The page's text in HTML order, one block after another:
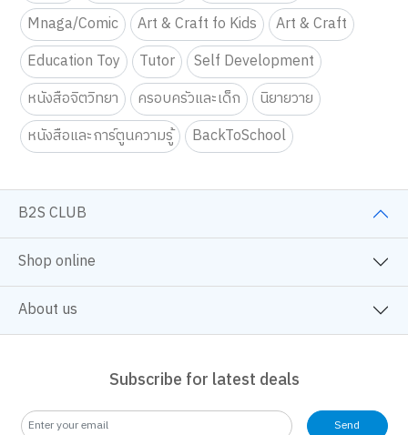
Mnaga/Comic
Art & Craft fo Kids
Art & Craft
Education Toy
Tutor
Self Development
หนังสือจิตวิทยา
ครอบครัวและเด็ก
นิยายวาย
หนังสือและการ์ตูนความรู้
BackToSchool
B2S CLUB
Shop online
About us
Subscribe for latest deals
Send